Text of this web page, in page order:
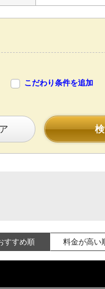
こだわり条件を追加
すすめ順 料金が高い